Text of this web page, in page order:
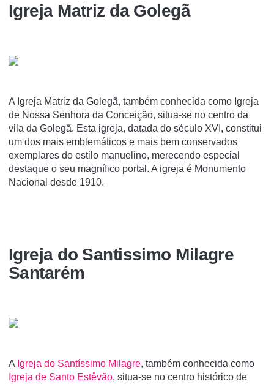
Igreja Matriz da Golegã
A Igreja Matriz da Golegã, também conhecida como Igreja
de Nossa Senhora da Conceição, situa-se no centro da
vila da Golegã. Esta igreja, datada do século XVI, constitui
um dos mais emblemáticos e mais bem conservados
exemplares do estilo manuelino, merecendo especial
destaque o seu magní­fico portal. A igreja é Monumento
Nacional desde 1910.
Igreja do Santi­ssimo Milagre
Santarém
A Igreja do Santí­ssimo Milagre, também conhecida como
Igreja de Santo Estêvão, situa-se no centro histórico de